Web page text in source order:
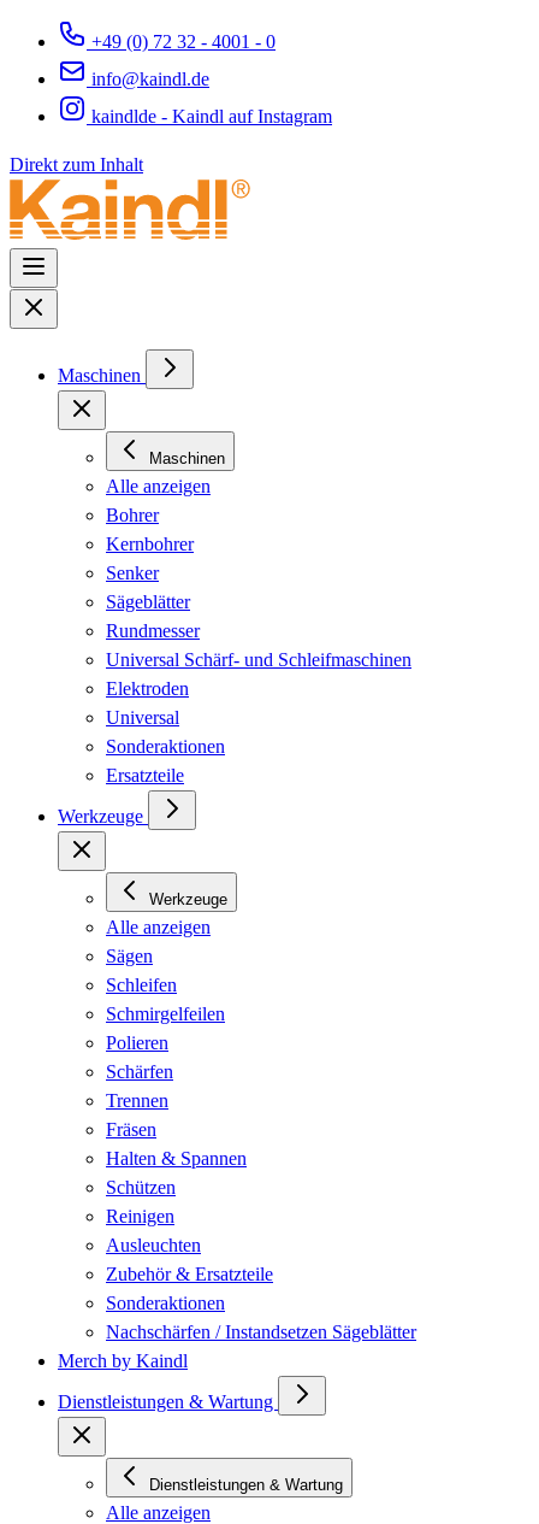
+49 (0) 72 32 - 4001 - 0
info@kaindl.de
kaindlde - Kaindl auf Instagram
Direkt zum Inhalt
Maschinen
Maschinen
Alle anzeigen
Bohrer
Kernbohrer
Senker
Sägeblätter
Rundmesser
Universal Schärf- und Schleifmaschinen
Elektroden
Universal
Sonderaktionen
Ersatzteile
Werkzeuge
Werkzeuge
Alle anzeigen
Sägen
Schleifen
Schmirgelfeilen
Polieren
Schärfen
Trennen
Fräsen
Halten & Spannen
Schützen
Reinigen
Ausleuchten
Zubehör & Ersatzteile
Sonderaktionen
Nachschärfen / Instandsetzen Sägeblätter
Merch by Kaindl
Dienstleistungen & Wartung
Dienstleistungen & Wartung
Alle anzeigen